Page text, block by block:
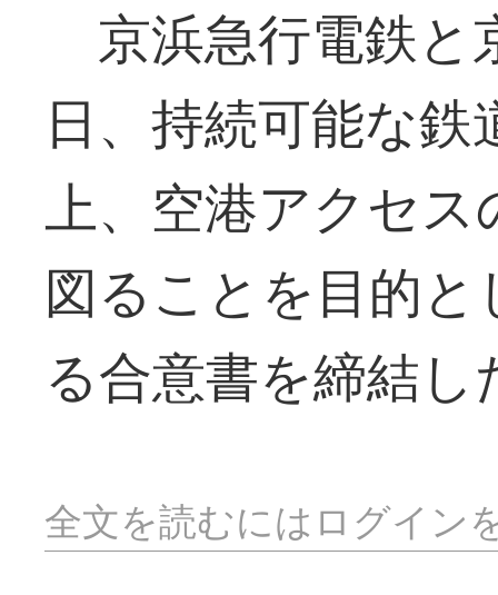
京浜急行電鉄と
日、持続可能な
上、空港アクセ
図ることを目的
る合意書を締結
全文を読むにはログイン